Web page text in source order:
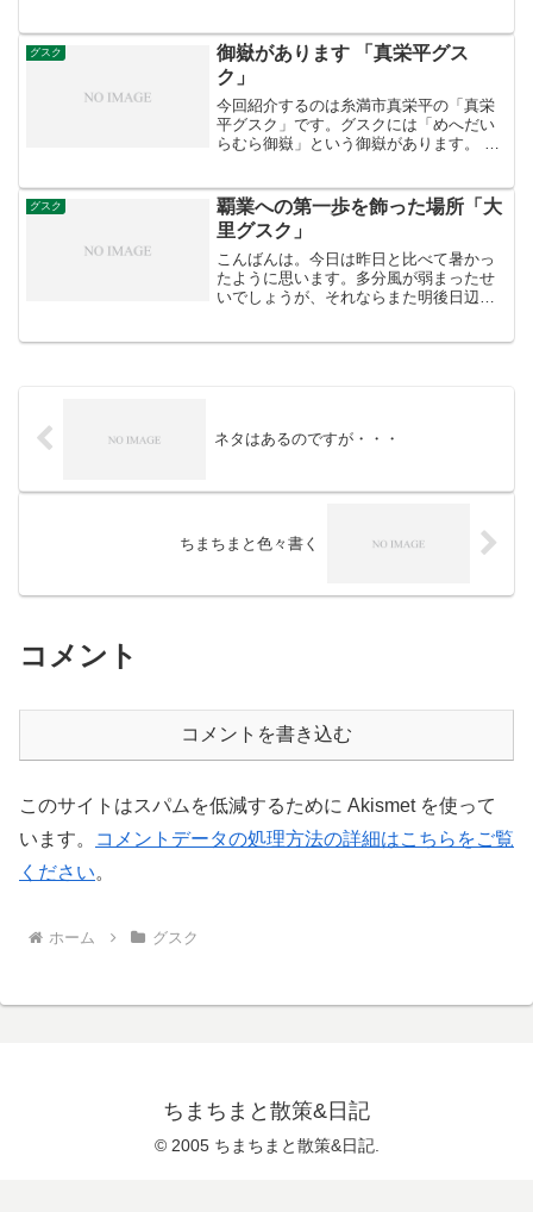
ょっと微妙です。 古墓の前を通り抜ける
と、苔むした拝所が...
グスク
御嶽があります 「真栄平グス
ク」
今回紹介するのは糸満市真栄平の「真栄
平グスク」です。グスクには「めへだい
らむら御嶽」という御嶽があります。 御
ります。 御嶽、その脇には拝所や墓があ
ります。この御嶽には...
グスク
覇業への第一歩を飾った場所「大
里グスク」
こんばんは。今日は昨日と比べて暑かっ
たように思います。多分風が弱まったせ
いでしょうが、それならまた明後日辺り
ネタはあるのですが・・・
ちまちまと色々書く
コメント
コメントを書き込む
このサイトはスパムを低減するために Akismet を使って
います。
コメントデータの処理方法の詳細はこちらをご覧
ください。
ホーム グスク
ちまちまと散策&日記
© 2005 ちまちまと散策&日記.